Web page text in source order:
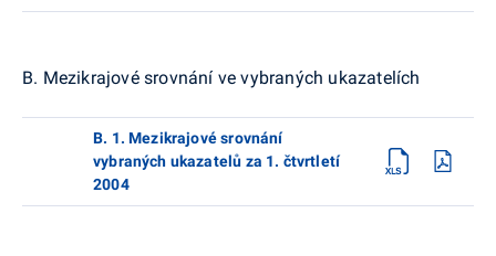
B. Mezikrajové srovnání ve vybraných ukazatelích
B. 1. Mezikrajové srovnání
vybraných ukazatelů za 1. čtvrtletí
2004